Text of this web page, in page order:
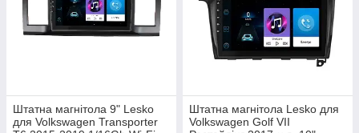
Штатна магнітола 9" Lesko
для Volkswagen Transporter
Штатна магнітола Lesko для
Volkswagen Golf VII